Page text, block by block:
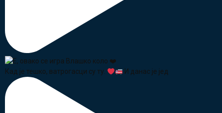
Кад је тешко, ватрогасци су ту. И данас је јед